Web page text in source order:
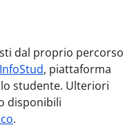
dal proprio percorso
InfoStud, piattaforma
studente. Ulteriori
disponibili
.